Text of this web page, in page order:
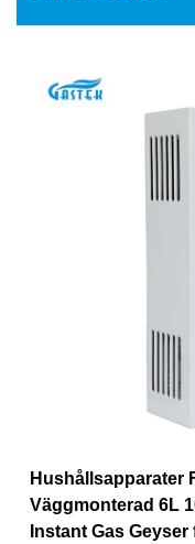
Hushållsapparater
Väggmonterad 6L
Instant Gas